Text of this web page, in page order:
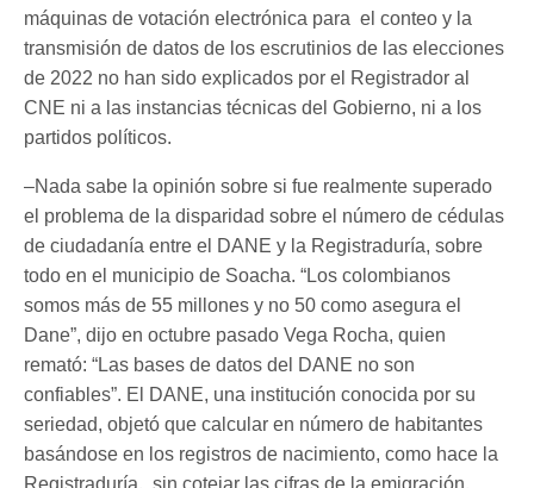
máquinas de votación electrónica para el conteo y la
transmisión de datos de los escrutinios de las elecciones
de 2022 no han sido explicados por el Registrador al
CNE ni a las instancias técnicas del Gobierno, ni a los
partidos políticos.
–Nada sabe la opinión sobre si fue realmente superado
el problema de la disparidad sobre el número de cédulas
de ciudadanía entre el DANE y la Registraduría, sobre
todo en el municipio de Soacha. “Los colombianos
somos más de 55 millones y no 50 como asegura el
Dane”, dijo en octubre pasado Vega Rocha, quien
remató: “Las bases de datos del DANE no son
confiables”. El DANE, una institución conocida por su
seriedad, objetó que calcular en número de habitantes
basándose en los registros de nacimiento, como hace la
Registraduría, sin cotejar las cifras de la emigración,